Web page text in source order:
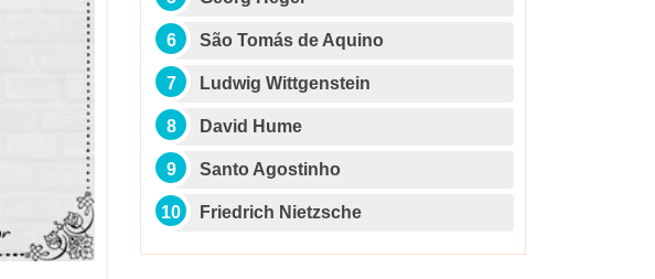
São Tomás de Aquino
Ludwig Wittgenstein
David Hume
Santo Agostinho
Friedrich Nietzsche